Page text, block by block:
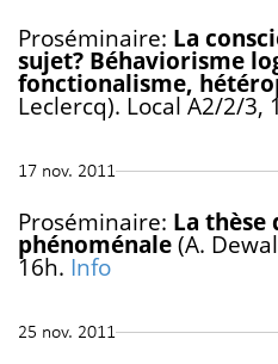
Proséminaire: La
sujet? Béhaviorisme
fonctionalisme,
Leclercq). Local A2/2/3,
17 nov. 2011
Proséminaire: La
phénoménale(A.
16h. Info
25 nov. 2011